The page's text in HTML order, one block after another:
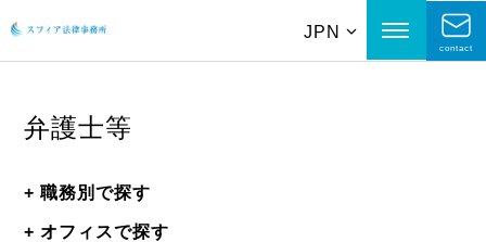
JPN
contact
弁護士等
+ 職務別で探す
+ オフィスで探す